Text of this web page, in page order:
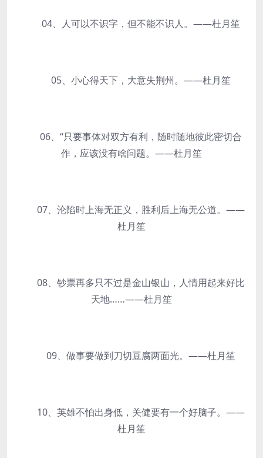
04、人可以不识字，但不能不识人。——杜月笙
05、小心得天下，大意失荆州。——杜月笙
06、“只要事体对双方有利，随时随地彼此密切合
作，应该没有啥问题。——杜月笙
07、沦陷时上海无正义，胜利后上海无公道。——
杜月笙
08、钞票再多只不过是金山银山，人情用起来好比
天地……——杜月笙
09、做事要做到刀切豆腐两面光。——杜月笙
10、英雄不怕出身低，关健要有一个好脑子。——
杜月笙